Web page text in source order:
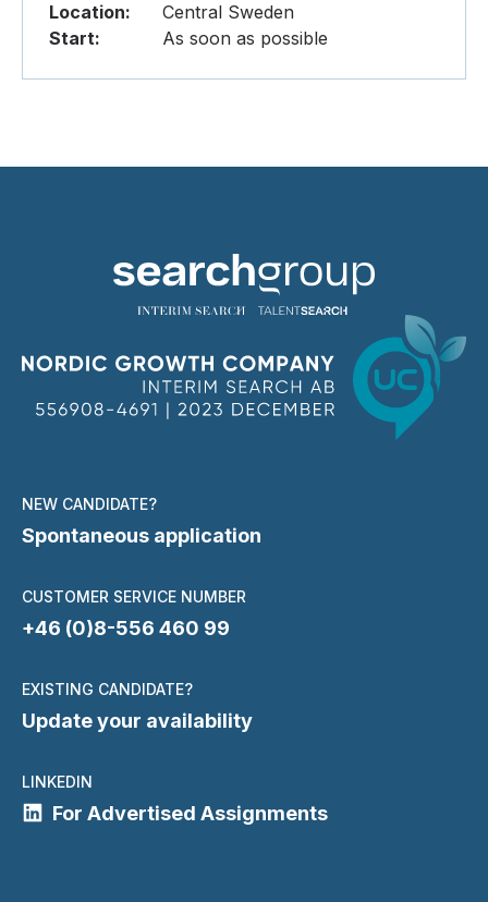
Location:
Central Sweden
Start:
As soon as possible
NEW CANDIDATE?
Spontaneous application
CUSTOMER SERVICE NUMBER
+46 (0)8-556 460 99
EXISTING CANDIDATE?
Update your availability
LINKEDIN
For Advertised Assignments